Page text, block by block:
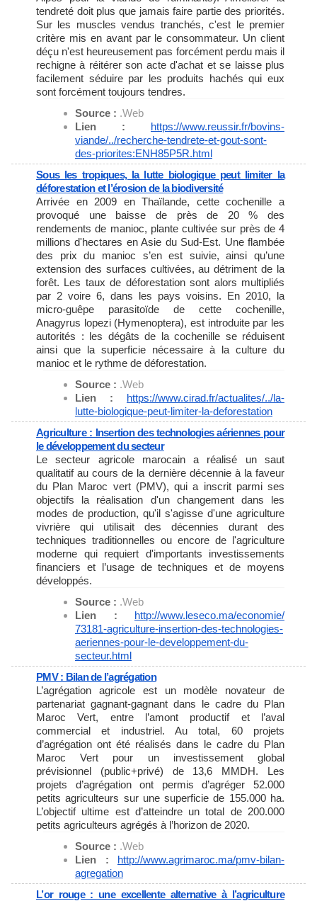
tendreté doit plus que jamais faire partie des priorités.
Sur les muscles vendus tranchés, c'est le premier
critère mis en avant par le consommateur. Un client
déçu n'est heureusement pas forcément perdu mais il
rechigne à réitérer son acte d'achat et se laisse plus
facilement séduire par les produits hachés qui eux
sont forcément toujours tendres.
Source : .Web
Lien : https://www.reussir.fr/bovins-
viande/../recherche-tendrete-et-gout-sont-
des-priorites:ENH85P5R.html
Sous les tropiques, la lutte biologique peut limiter la
déforestation et l’érosion de la biodiversité
Arrivée en 2009 en Thaïlande, cette cochenille a
provoqué une baisse de près de 20 % des
rendements de manioc, plante cultivée sur près de 4
millions d'hectares en Asie du Sud-Est. Une flambée
des prix du manioc s’en est suivie, ainsi qu’une
extension des surfaces cultivées, au détriment de la
forêt. Les taux de déforestation sont alors multipliés
par 2 voire 6, dans les pays voisins. En 2010, la
micro-guêpe parasitoïde de cette cochenille,
Anagyrus lopezi (Hymenoptera), est introduite par les
autorités : les dégâts de la cochenille se réduisent
ainsi que la superficie nécessaire à la culture du
manioc et le rythme de déforestation.
Source : .Web
Lien : https://www.cirad.fr/actualites/../la-
lutte-biologique-peut-limiter-la-deforestation
Agriculture : Insertion des technologies aériennes pour
le développement du secteur
Le secteur agricole marocain a réalisé un saut
qualitatif au cours de la dernière décennie à la faveur
du Plan Maroc vert (PMV), qui a inscrit parmi ses
objectifs la réalisation d'un changement dans les
modes de production, qu'il s'agisse d'une agriculture
vivrière qui utilisait des décennies durant des
techniques traditionnelles ou encore de l'agriculture
moderne qui requiert d'importants investissements
financiers et l’usage de techniques et de moyens
développés.
Source : .Web
Lien : http://www.leseco.ma/economie/
73181-agriculture-insertion-des-technologies-
aeriennes-pour-le-developpement-du-
secteur.html
PMV : Bilan de l’agrégation
L’agrégation agricole est un modèle novateur de
partenariat gagnant-gagnant dans le cadre du Plan
Maroc Vert, entre l’amont productif et l’aval
commercial et industriel. Au total, 60 projets
d’agrégation ont été réalisés dans le cadre du Plan
Maroc Vert pour un investissement global
prévisionnel (public+privé) de 13,6 MMDH. Les
projets d’agrégation ont permis d’agréger 52.000
petits agriculteurs sur une superficie de 155.000 ha.
L’objectif ultime est d’atteindre un total de 200.000
petits agriculteurs agrégés à l’horizon de 2020.
Source : .Web
Lien : http://www.agrimaroc.ma/pmv-bilan-
agregation
L’or rouge : une excellente alternative à l’agriculture